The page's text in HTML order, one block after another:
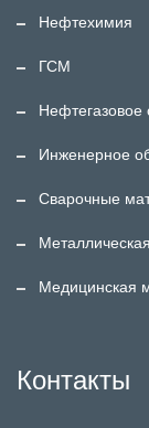
Нефтехимия
ГСМ
Нефтегазовое
Инженерное
Сварочные
Медицинская
Контакты